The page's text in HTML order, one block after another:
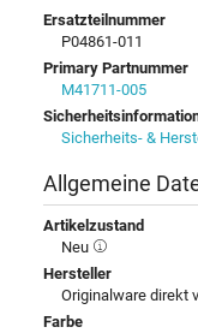
Ersatzteilnummer
P04861-011
Primary Partnummer
M41711-005
Sicherheits- &
Allgemeine
Artikelzustand
Neu
Hersteller
Originalware direkt
Farbe